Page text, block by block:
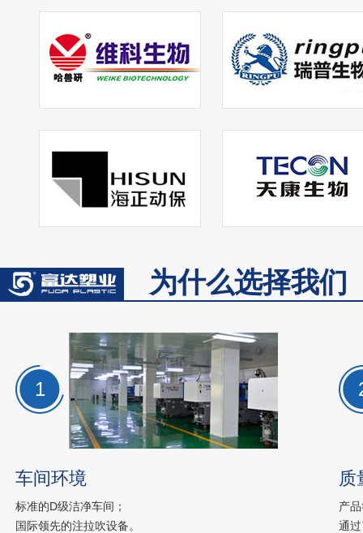
为什么选择我们
1
车间环境
标准的D级洁净车间；
国际领先的注拉吹设备。
质
产
通